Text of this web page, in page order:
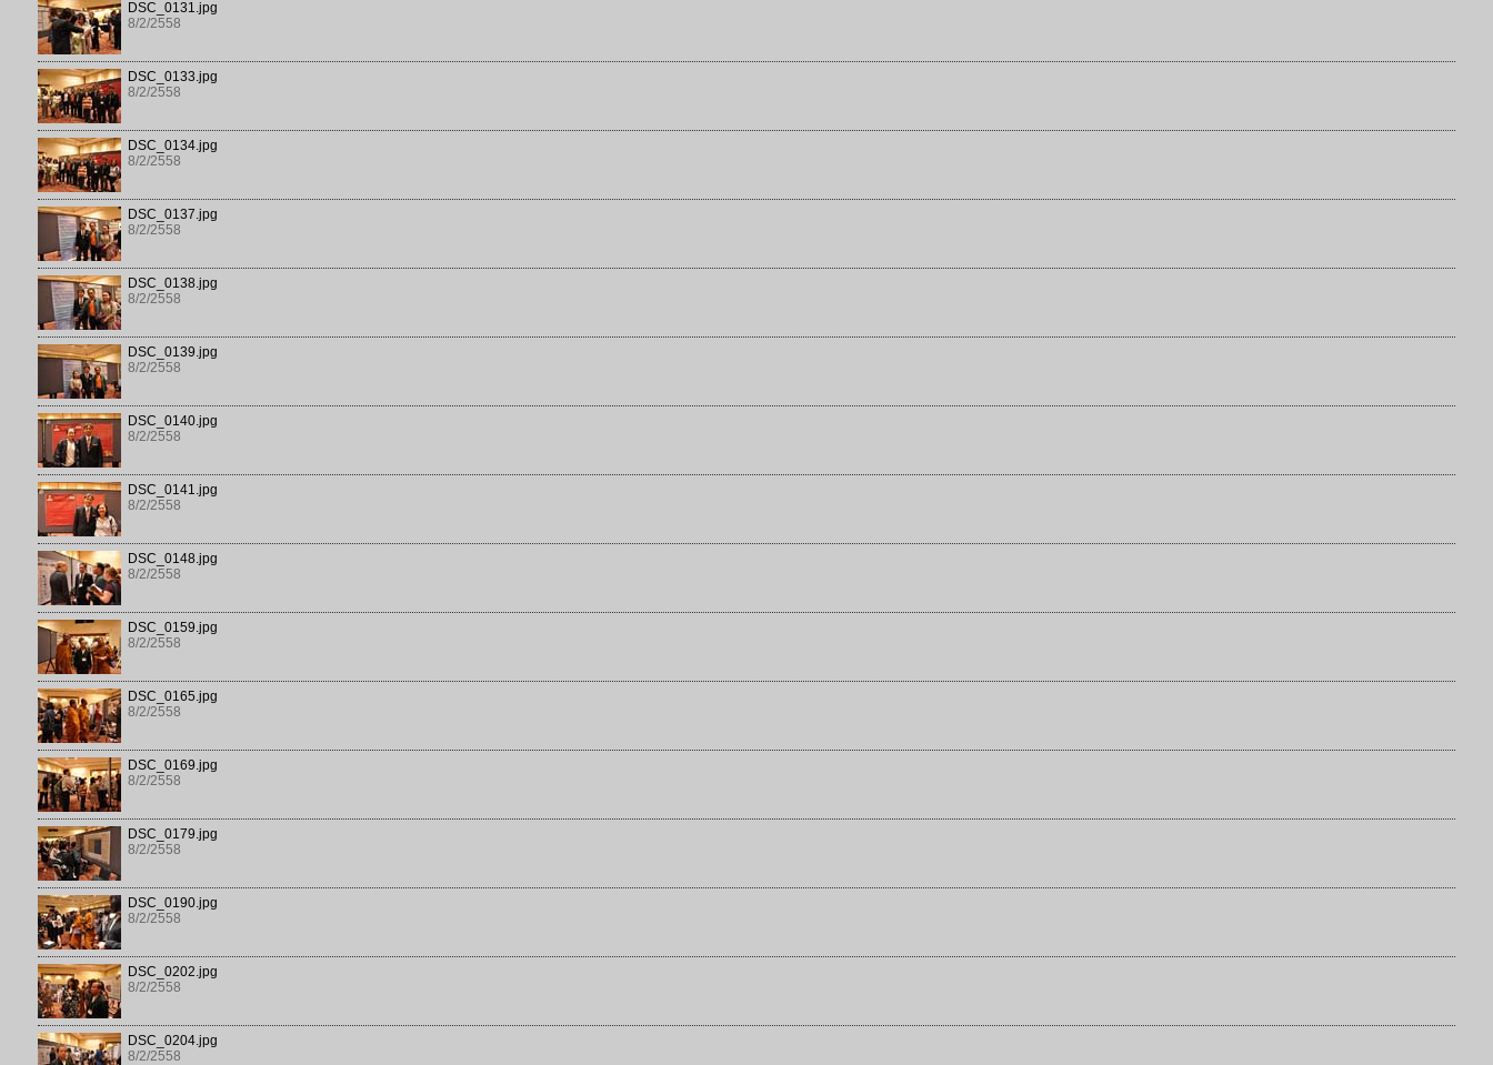
DSC_0131.jpg
8/2/2558
DSC_0133.jpg
8/2/2558
DSC_0134.jpg
8/2/2558
DSC_0137.jpg
8/2/2558
DSC_0138.jpg
8/2/2558
DSC_0139.jpg
8/2/2558
DSC_0140.jpg
8/2/2558
DSC_0141.jpg
8/2/2558
DSC_0148.jpg
8/2/2558
DSC_0159.jpg
8/2/2558
DSC_0165.jpg
8/2/2558
DSC_0169.jpg
8/2/2558
DSC_0179.jpg
8/2/2558
DSC_0190.jpg
8/2/2558
DSC_0202.jpg
8/2/2558
DSC_0204.jpg
8/2/2558